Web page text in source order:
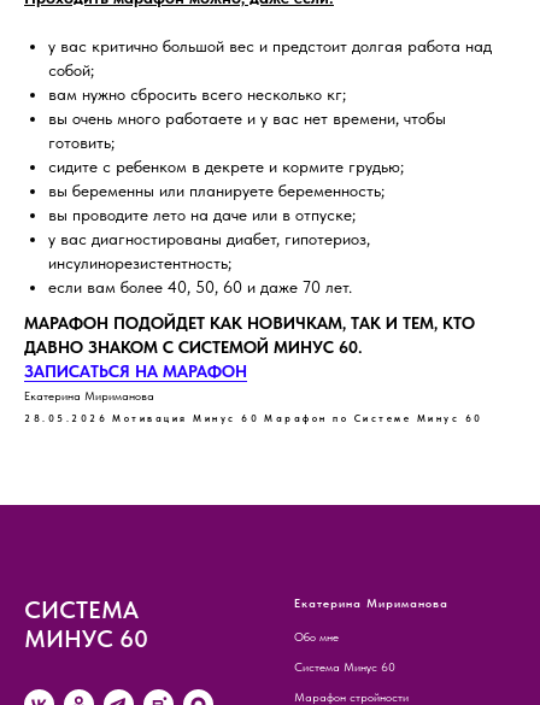
у вас критично большой вес и предстоит долгая работа над
собой;
вам нужно сбросить всего несколько кг;
вы очень много работаете и у вас нет времени, чтобы
готовить;
сидите с ребенком в декрете и кормите грудью;
вы беременны или планируете беременность;
вы проводите лето на даче или в отпуске;
у вас диагностированы диабет, гипотериоз,
инсулинорезистентность;
если вам более 40, 50, 60 и даже 70 лет.
МАРАФОН ПОДОЙДЕТ КАК НОВИЧКАМ, ТАК И ТЕМ, КТО
ДАВНО ЗНАКОМ С СИСТЕМОЙ МИНУС 60.
ЗАПИСАТЬСЯ НА МАРАФОН
Екатерина Мириманова
28.05.2026 Мотивация Минус 60 Марафон по Системе Минус 60
СИСТЕМА
МИНУС 60
Екатерина Мириманова
Обо мне
Система Минус 60
Марафон стройности